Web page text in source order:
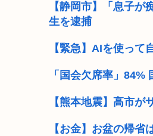
緊縮財政論者として知
【静岡市】「息子
生を逮捕
【緊急】AIを使っ
「国会欠席率」
【熊本地震】高市
【お金】お盆の帰